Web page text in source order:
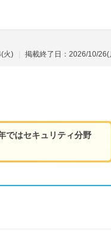
火) 掲載終了日：2026/10/26(
ではセキュリティ分野